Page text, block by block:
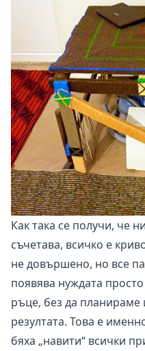
Как така се получи, че
съчетава, всичко е
не довършено, но все
появява нуждата
ръце, без да планираме
резултата. Това е
бяха „навити“ всички